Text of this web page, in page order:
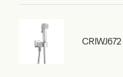
CRIWJ672